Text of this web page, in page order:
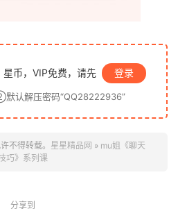
星币，VIP免费，请先 登录
认解压密码“QQ28222936”
不得转载。 星星精品网 » mu姐《聊天
巧》系列课
分享到